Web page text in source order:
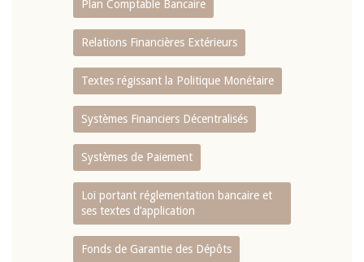
Plan Comptable Bancaire
Relations Financières Extérieurs
Textes régissant la Politique Monétaire
Systèmes Financiers Décentralisés
Systèmes de Paiement
Loi portant réglementation bancaire et
ses textes d’application
Fonds de Garantie des Dépôts